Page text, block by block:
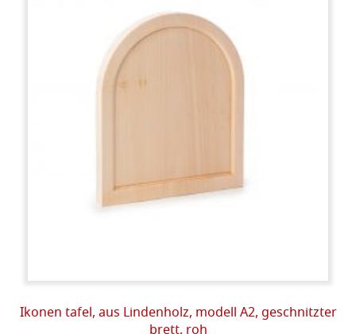
Ikonen tafel, aus Lindenholz, modell A2, geschnitzter